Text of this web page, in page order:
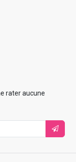
rater aucune